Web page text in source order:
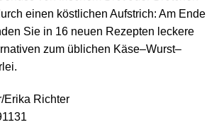
einen köstlichen Aufstrich: Am Ende
Sie in 16 neuen Rezepten leckere
zum üblichen Käse–Wurst–
Erika Richter